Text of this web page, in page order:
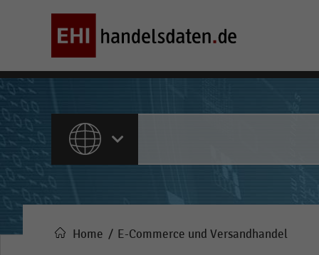
ALLE INHALTE
Pfadnavigation
Home E-Commerce und Versandhandel